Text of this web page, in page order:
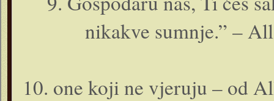
nikakve sumnje.” –
10. o­ne koji ne vjeruju – od